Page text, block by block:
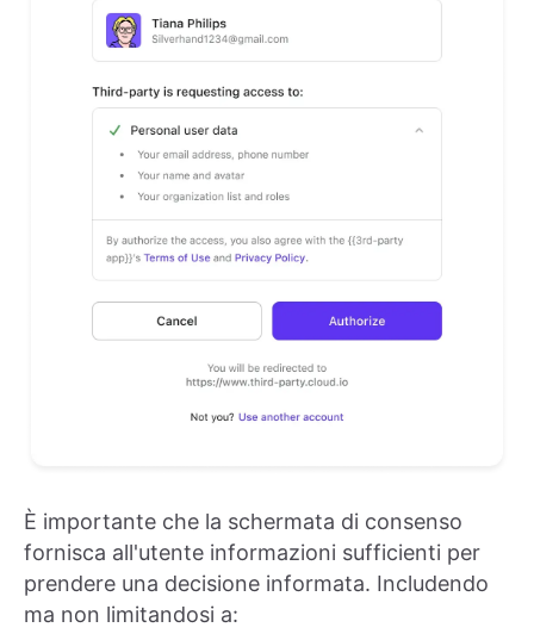
È importante che la schermata di consenso
fornisca all'utente informazioni sufficienti per
prendere una decisione informata. Includendo
ma non limitandosi a: